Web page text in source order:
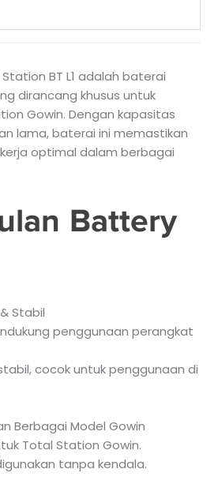
BT L1 adalah baterai
dirancang khusus untuk
Gowin. Dengan kapasitas
lama, baterai ini memastikan
optimal dalam berbagai
Battery
Stabil
penggunaan perangkat
cocok untuk penggunaan di
Berbagai Model Gowin
Total Station Gowin.
tanpa kendala.